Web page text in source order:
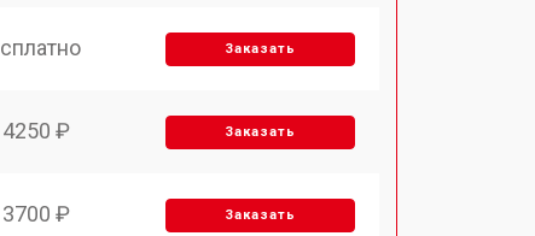
Заказать
4250 ₽ Заказать
3700 ₽ Заказать